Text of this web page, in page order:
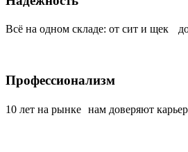
Всё на одном складе: от сит и щек
Профессионализм
10 лет на рынке нам доверяют